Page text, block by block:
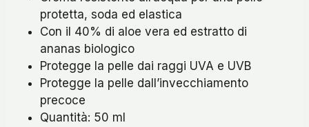
originale
era:
€27,89.
attuale
è:
€13,99.
protetta, soda ed elastica
Con il 40% di aloe vera ed estratto di
ananas biologico
Protegge la pelle dai raggi UVA e UVB
Protegge la pelle dall’invecchiamento
precoce
Quantità: 50 ml